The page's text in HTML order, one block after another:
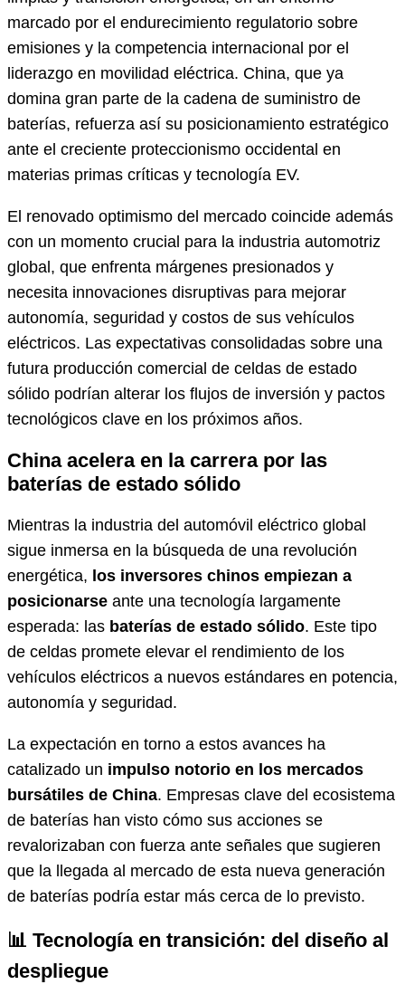
marcado por el endurecimiento regulatorio sobre
emisiones y la competencia internacional por el
liderazgo en movilidad eléctrica. China, que ya
domina gran parte de la cadena de suministro de
baterías, refuerza así su posicionamiento estratégico
ante el creciente proteccionismo occidental en
materias primas críticas y tecnología EV.
El renovado optimismo del mercado coincide además
con un momento crucial para la industria automotriz
global, que enfrenta márgenes presionados y
necesita innovaciones disruptivas para mejorar
autonomía, seguridad y costos de sus vehículos
eléctricos. Las expectativas consolidadas sobre una
futura producción comercial de celdas de estado
sólido podrían alterar los flujos de inversión y pactos
tecnológicos clave en los próximos años.
China acelera en la carrera por las
baterías de estado sólido
Mientras la industria del automóvil eléctrico global
sigue inmersa en la búsqueda de una revolución
energética, los inversores chinos empiezan a
posicionarse ante una tecnología largamente
esperada: las baterías de estado sólido. Este tipo
de celdas promete elevar el rendimiento de los
vehículos eléctricos a nuevos estándares en potencia,
autonomía y seguridad.
La expectación en torno a estos avances ha
catalizado un impulso notorio en los mercados
bursátiles de China. Empresas clave del ecosistema
de baterías han visto cómo sus acciones se
revalorizaban con fuerza ante señales que sugieren
que la llegada al mercado de esta nueva generación
de baterías podría estar más cerca de lo previsto.
📊 Tecnología en transición: del diseño al
despliegue